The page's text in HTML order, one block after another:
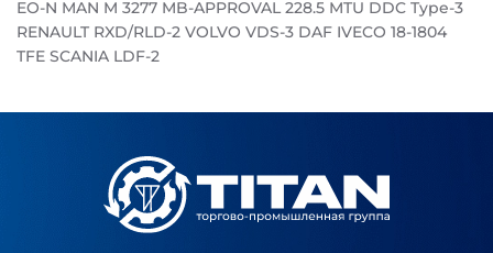
EO-N MAN M 3277 MB-APPROVAL 228.5 MTU DDC Type-3
RENAULT RXD/RLD-2 VOLVO VDS-3 DAF IVECO 18-1804
TFE SCANIA LDF-2